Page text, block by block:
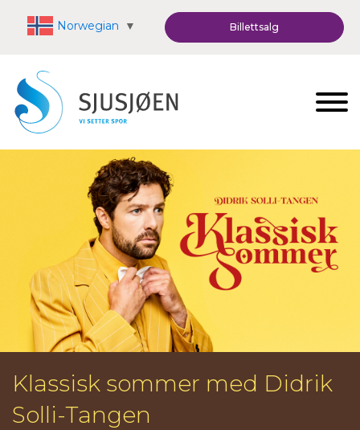
Norwegian ▼ Billettsalg
Klassisk sommer med Didrik
Solli-Tangen